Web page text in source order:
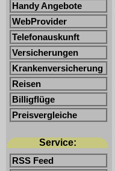
Handy Angebote
WebProvider
Telefonauskunft
Versicherungen
Krankenversicherung
Reisen
Billigflüge
Preisvergleiche
Service:
RSS Feed